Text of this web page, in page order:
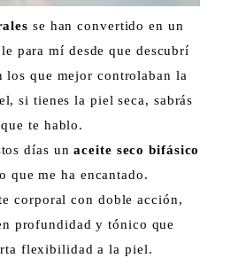
se han convertido en un
para mí desde que descubrí
los que mejor controlaban la
si tienes la piel seca, sabrás
te hablo.
días unaceite seco bifásico
que me ha encantado.
corporal con doble acción,
profundidad y tónico que
flexibilidad a la piel.